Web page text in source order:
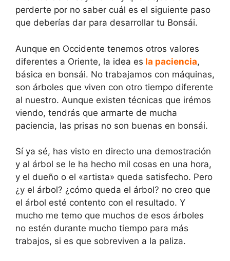
perderte por no saber cuál es el siguiente paso
que deberías dar para desarrollar tu Bonsái.
Aunque en Occidente tenemos otros valores
diferentes a Oriente, la idea es la paciencia,
básica en bonsái. No trabajamos con máquinas,
son árboles que viven con otro tiempo diferente
al nuestro. Aunque existen técnicas que irémos
viendo, tendrás que armarte de mucha
paciencia, las prisas no son buenas en bonsái.
Sí ya sé, has visto en directo una demostración
y al árbol se le ha hecho mil cosas en una hora,
y el dueño o el «artista» queda satisfecho. Pero
¿y el árbol? ¿cómo queda el árbol? no creo que
el árbol esté contento con el resultado. Y
mucho me temo que muchos de esos árboles
no estén durante mucho tiempo para más
trabajos, si es que sobreviven a la paliza.